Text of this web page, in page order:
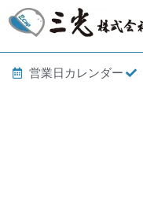
営業日カレンダー